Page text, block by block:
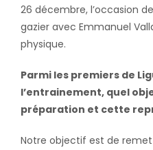
26 décembre, l’occasion
gazier avec Emmanuel
physique.
Parmi les premiers de
l’entrainement, quel
préparation et cette
Notre objectif est de